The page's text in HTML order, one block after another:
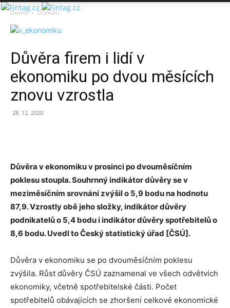
Domů Domácí
Důvěra firem i lidí v
ekonomiku po dvou měsících
znovu vzrostla
28. 12. 2020
Důvěra v ekonomiku v prosinci po dvouměsíčním
poklesu stoupla. Souhrnný indikátor důvěry se v
meziměsíčním srovnání zvýšil o 5,9 bodu na hodnotu
87,9. Vzrostly obě jeho složky, indikátor důvěry
podnikatelů o 5,4 bodu i indikátor důvěry spotřebitelů o
8,6 bodu. Uvedl to Český statistický úřad [ČSÚ].
Důvěra v ekonomiku se po dvouměsíčním poklesu
zvýšila. Růst důvěry ČSÚ zaznamenal ve všech odvětvích
ekonomiky, včetně spotřebitelské části. Počet
spotřebitelů obávajících se zhoršení celkové ekonomické